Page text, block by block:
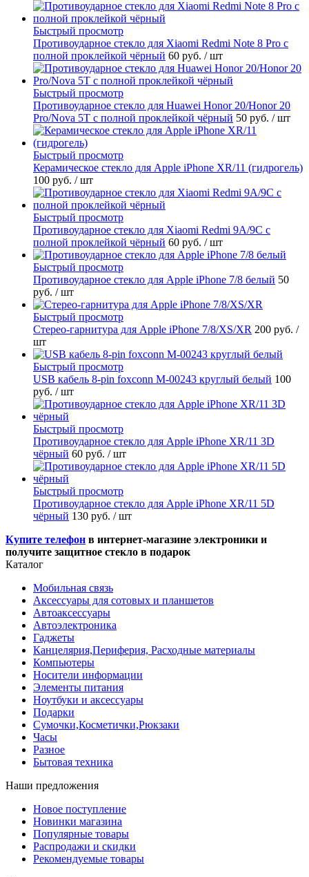
Быстрый просмотр
Противоударное стекло для Xiaomi Redmi Note 8 Pro с
полной проклейкой чёрный 60 руб. / шт
Быстрый просмотр
Противоударное стекло для Huawei Honor 20/Honor 20
Pro/Nova 5T с полной проклейкой чёрный 50 руб. / шт
Быстрый просмотр
Керамическое стекло для Apple iPhone XR/11 (гидрогель)
100 руб. / шт
Быстрый просмотр
Противоударное стекло для Xiaomi Redmi 9A/9C с
полной проклейкой чёрный 60 руб. / шт
Быстрый просмотр
Противоударное стекло для Apple iPhone 7/8 белый 50
руб. / шт
Быстрый просмотр
Стерео-гарнитура для Apple iPhone 7/8/XS/XR 200 руб. /
шт
Быстрый просмотр
USB кабель 8-pin foxconn M-00243 круглый белый 100
руб. / шт
Быстрый просмотр
Противоударное стекло для Apple iPhone XR/11 3D
чёрный 60 руб. / шт
Быстрый просмотр
Противоударное стекло для Apple iPhone XR/11 5D
чёрный 130 руб. / шт
Купите телефон в интернет-магазине электроники и
получите защитное стекло в подарок
Каталог
Мобильная связь
Аксессуары для сотовых и планшетов
Автоаксессуары
Автоэлектроника
Гаджеты
Канцелярия,Периферия, Расходные материалы
Компьютеры
Носители информации
Элементы питания
Ноутбуки и аксессуары
Подарки
Сумочки,Косметички,Рюкзаки
Часы
Разное
Бытовая техника
Наши предложения
Новое поступление
Новинки магазина
Популярные товары
Распродажи и скидки
Рекомендуемые товары